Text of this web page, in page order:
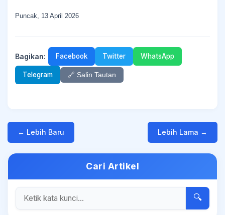
Puncak, 13 April 2026
Bagikan: Facebook Twitter WhatsApp
Telegram 🔗 Salin Tautan
← Lebih Baru Lebih Lama →
Cari Artikel
🔍